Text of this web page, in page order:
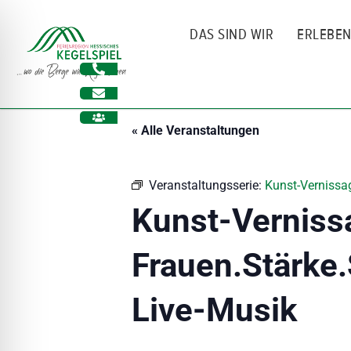
springen
DAS SIND WIR ERLEBEN
« Alle Veranstaltungen
Veranstaltungsserie: Kunst-
Kunst-
Live-Musik